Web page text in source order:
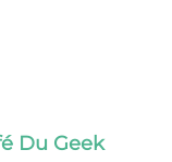
Du Geek